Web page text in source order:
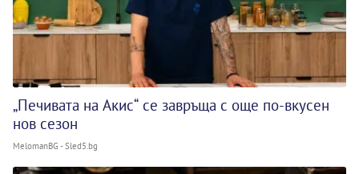
„Печивата на Акис“ се завръща с още по-вкусен
нов сезон
MelomanBG - Sled5.bg